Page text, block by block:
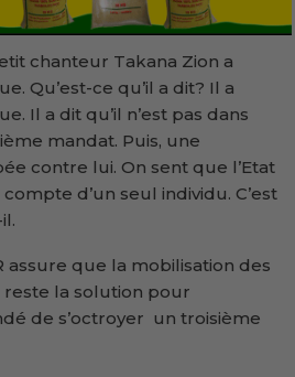
chanteur Takana Zion a
Qu’est-ce qu’il a dit? Il a
Il a dit qu’il n’est pas dans
mandat. Puis, une
contre lui. On sent que l’Etat
d’un seul individu. C’est
assure que la mobilisation des
la solution pour
de s’octroyer un troisième